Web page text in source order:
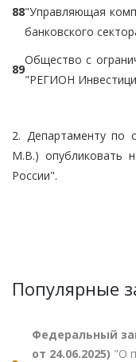
88"Управляющая
банковского
89
Общество с
"РЕГИОН
2. Департаменту по
М.В.) опубликовать
России".
Популярные
Федеральный
от 24.06.2025) "О